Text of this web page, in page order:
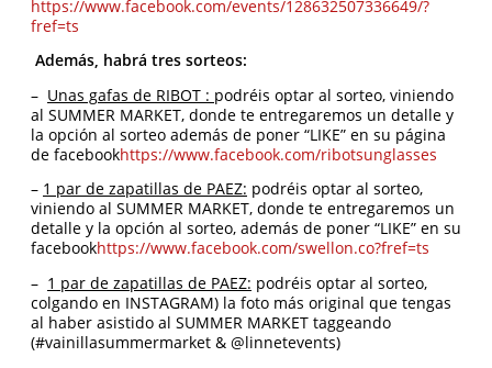
https://www.facebook.com/events/128632507336649/?
fref=ts
Además, habrá tres sorteos:
– Unas gafas de RIBOT : podréis optar al sorteo, viniendo
al SUMMER MARKET, donde te entregaremos un detalle y
la opción al sorteo además de poner “LIKE” en su página
de facebookhttps://www.facebook.com/ribotsunglasses
– 1 par de zapatillas de PAEZ: podréis optar al sorteo,
viniendo al SUMMER MARKET, donde te entregaremos un
detalle y la opción al sorteo, además de poner “LIKE” en su
facebookhttps://www.facebook.com/swellon.co?fref=ts
– 1 par de zapatillas de PAEZ: podréis optar al sorteo,
colgando en INSTAGRAM) la foto más original que tengas
al haber asistido al SUMMER MARKET taggeando
(#vainillasummermarket & @linnetevents)